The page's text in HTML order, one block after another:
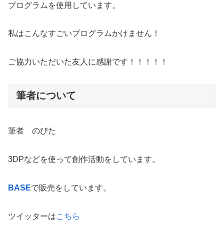
プログラムを使用しています。
私はこんなすごいプログラムかけません！
ご協力いただいた友人に感謝です！！！！！
筆者について
筆者 のびた
3DPなどを使って創作活動をしています。
BASEで販売をしています。
ツイッターはこちら